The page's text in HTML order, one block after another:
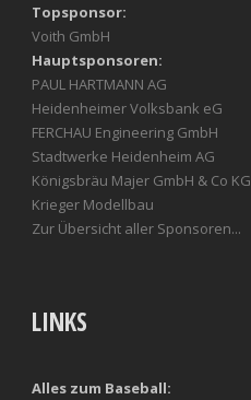
Topsponsor:
Voith GmbH
Hauptsponsoren:
PAUL HARTMANN AG
Heidenheimer Volksbank eG
FERCHAU Engineering GmbH
Stadtwerke Heidenheim AG
Königsbräu Majer GmbH & Co KG
Krieger Modellbau
Zur Übersicht aller Sponsoren...
LINKS
Alles zum Baseball: